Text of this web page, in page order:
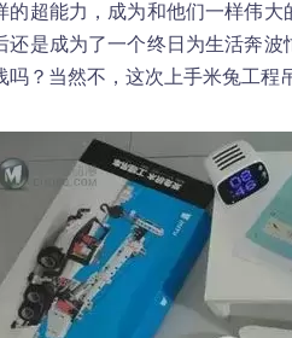
的超能力，成为和他们一样伟大
还是成为了一个终日为生活奔
吗？当然不，这次上手米兔工程